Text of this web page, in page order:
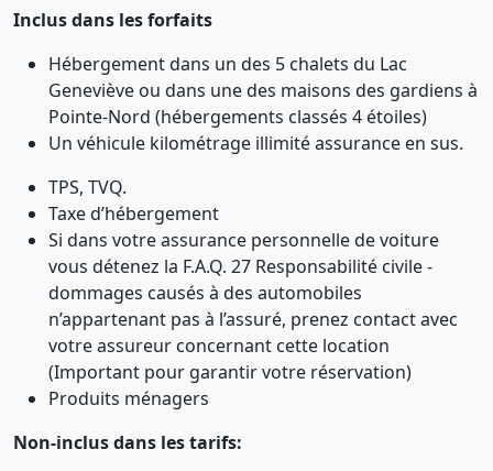
Inclus dans les forfaits
Hébergement dans un des 5 chalets du Lac
Geneviève ou dans une des maisons des gardiens à
Pointe-Nord (hébergements classés 4 étoiles)
Un véhicule kilométrage illimité assurance en sus.
TPS, TVQ.
Taxe d’hébergement
Si dans votre assurance personnelle de voiture
vous détenez la F.A.Q. 27 Responsabilité civile -
dommages causés à des automobiles
n’appartenant pas à l’assuré, prenez contact avec
votre assureur concernant cette location
(Important pour garantir votre réservation)
Produits ménagers
Non-inclus dans les tarifs: